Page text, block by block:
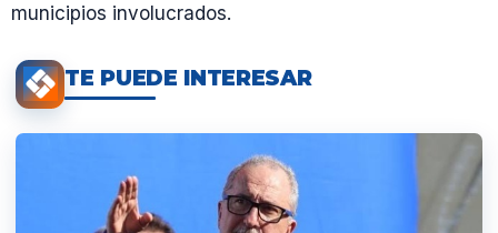
municipios involucrados.
TE PUEDE INTERESAR